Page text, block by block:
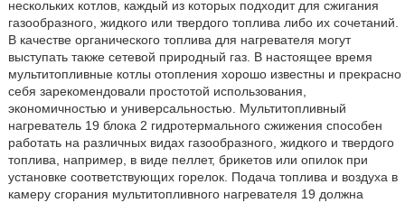
нескольких котлов, каждый из которых подходит для сжигания
газообразного, жидкого или твердого топлива либо их сочетаний.
В качестве органического топлива для нагревателя могут
выступать также сетевой природный газ. В настоящее время
мультитопливные котлы отопления хорошо известны и прекрасно
себя зарекомендовали простотой использования,
экономичностью и универсальностью. Мультитопливный
нагреватель 19 блока 2 гидротермального сжижения способен
работать на различных видах газообразного, жидкого и твердого
топлива, например, в виде пеллет, брикетов или опилок при
установке соответствующих горелок. Подача топлива и воздуха в
камеру сгорания мультитопливного нагревателя 19 должна